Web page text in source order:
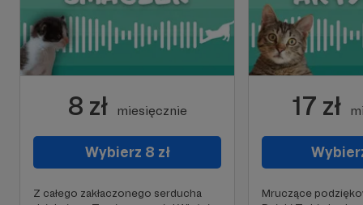
8 zł miesięcznie
Wybierz 8 zł
Z całego zakłaczonego serducha
17 zł
Mruczące